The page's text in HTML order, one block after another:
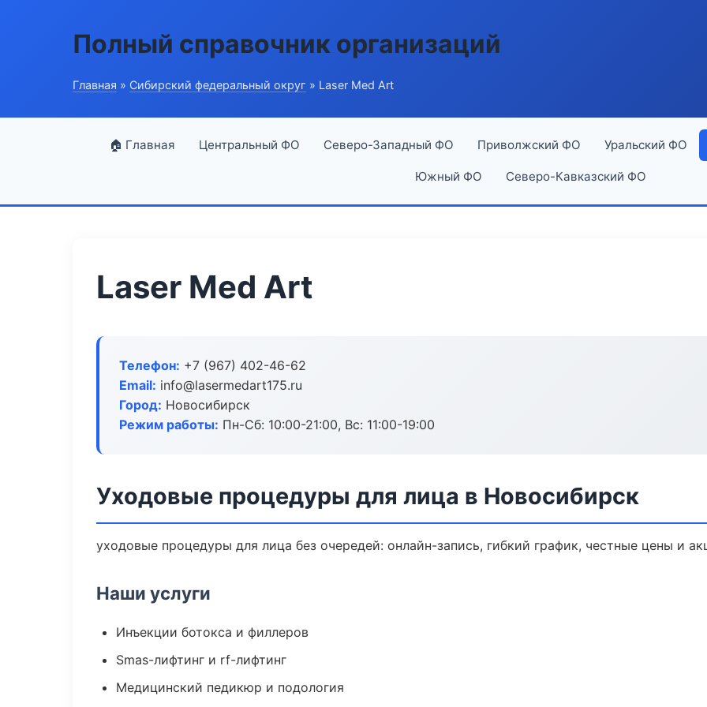
Полный справочник организаций
Главная » Сибирский федеральный округ » Laser Med Art
🏠 Главная Центральный ФО Северо-Западный ФО Приволжский ФО Уральский ФО
Южный ФО Северо-Кавказский ФО
Laser Med Art
Телефон: +7 (967) 402-46-62
Email: info@lasermedart175.ru
Город: Новосибирск
Режим работы: Пн-Сб: 10:00-21:00, Вс: 11:00-19:00
Уходовые процедуры для лица в Новосибирск
уходовые процедуры для лица без очередей: онлайн-запись, гибкий график, честные цены и
Наши услуги
Инъекции ботокса и филлеров
Smas-лифтинг и rf-лифтинг
Медицинский педикюр и подология